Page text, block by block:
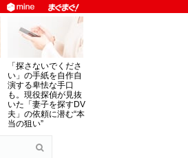
「探さないでくださ
い」の手紙を自作自
演する卑怯な手口
も。現役探偵が見抜
いた「妻子を探すDV
夫」の依頼に潜む“本
当の狙い”